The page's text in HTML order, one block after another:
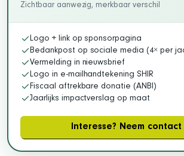
Zichtbaar aanwezig, merkbaar verschil
Logo + link op sponsorpagina
Bedankpost op sociale media (4× per
Vermelding in nieuwsbrief
Logo in e-mailhandtekening SHIR
Fiscaal aftrekbare donatie (ANBI)
Jaarlijks impactverslag op maat
Interesse? Neem contact